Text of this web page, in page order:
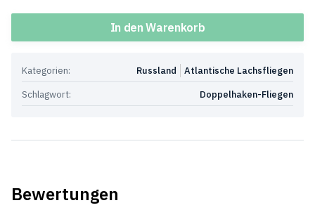
In den Warenkorb
Kategorien: Atlantische Lachsfliegen
Russland
Schlagwort:
Doppelhaken-Fliegen
Bewertungen